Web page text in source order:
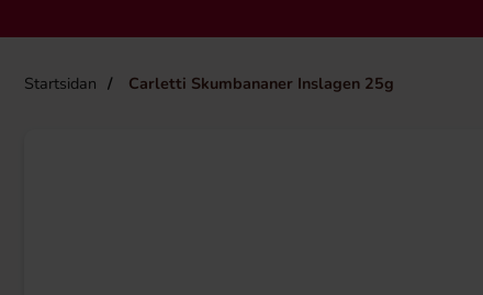
Startsidan Carletti Skumbananer Inslagen 25g